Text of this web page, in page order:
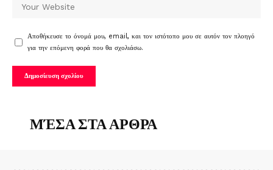
Αποθήκευσε το όνομά μου, email, και τον ιστότοπο μου σε αυτόν τον πλοηγό
για την επόμενη φορά που θα σχολιάσω.
ΜΈΣΑ ΣΤΑ ΑΡΘΡΑ